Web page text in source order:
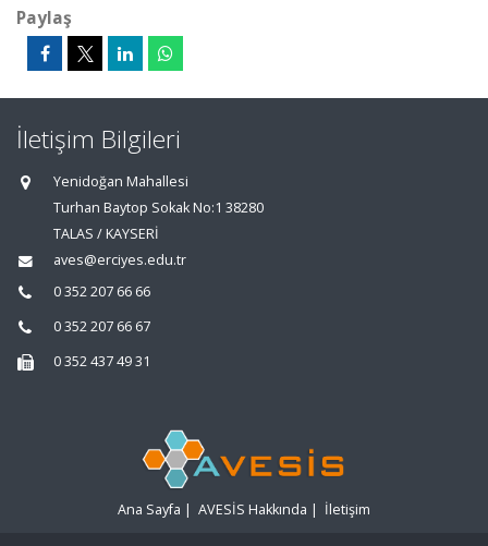
Paylaş
İletişim Bilgileri
Yenidoğan Mahallesi
Turhan Baytop Sokak No:1 38280
TALAS / KAYSERİ
aves@erciyes.edu.tr
0 352 207 66 66
0 352 207 66 67
0 352 437 49 31
Ana Sayfa | AVESİS Hakkında | İletişim